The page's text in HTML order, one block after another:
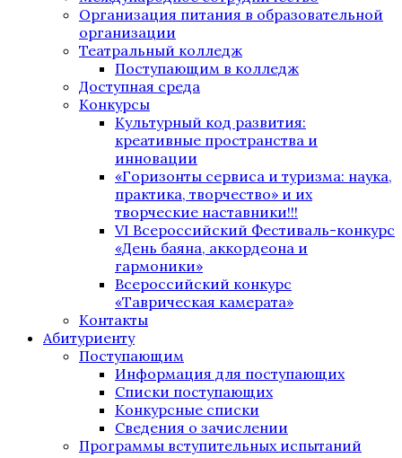
Организация питания в образовательной
организации
Театральный колледж
Поступающим в колледж
Доступная среда
Конкурсы
Культурный код развития:
креативные пространства и
инновации
«Горизонты сервиса и туризма: наука,
практика, творчество» и их
творческие наставники!!!
VI Всероссийский Фестиваль-конкурс
«День баяна, аккордеона и
гармоники»
Всероссийский конкурс
«Таврическая камерата»
Контакты
Абитуриенту
Поступающим
Информация для поступающих
Списки поступающих
Конкурсные списки
Сведения о зачислении
Программы вступительных испытаний